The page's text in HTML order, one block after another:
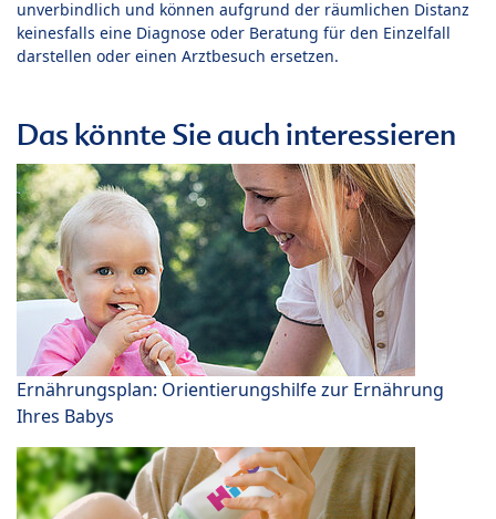
unverbindlich und können aufgrund der räumlichen Distanz
keinesfalls eine Diagnose oder Beratung für den Einzelfall
darstellen oder einen Arztbesuch ersetzen.
Das könnte Sie auch interessieren
Ernährungsplan: Orientierungshilfe zur Ernährung
Ihres Babys